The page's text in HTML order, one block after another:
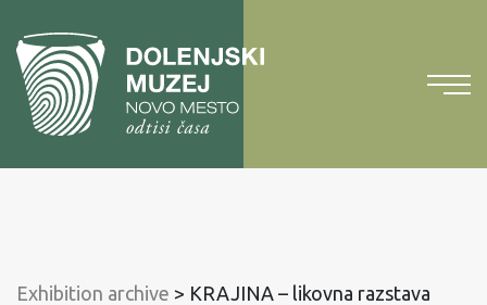
contentTo
main
menu
Exhibition archive > KRAJINA – likovna razstava